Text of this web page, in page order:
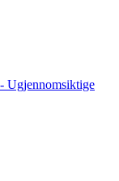
Ugjennomsiktige